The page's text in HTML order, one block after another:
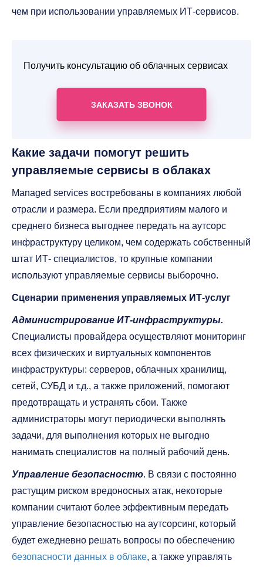
чем при использовании управляемых ИТ-сервисов.
Получить консультацию об облачных сервисах
ЗАКАЗАТЬ ЗВОНОК
Какие задачи помогут решить
управляемые сервисы в облаках
Managed services востребованы в компаниях любой
отрасли и размера. Если предприятиям малого и
среднего бизнеса выгоднее передать на аутсорс
инфраструктуру целиком, чем содержать собственный
штат ИТ- специалистов, то крупные компании
используют управляемые сервисы выборочно.
Сценарии применения управляемых ИТ-услуг
Администрирование ИТ-инфраструктуры.
Специалисты провайдера осуществляют мониторинг
всех физических и виртуальных компонентов
инфраструктуры: серверов, облачных хранилищ,
сетей, СУБД и т.д., а также приложений, помогают
предотвращать и устранять сбои. Также
администраторы могут периодически выполнять
задачи, для выполнения которых не выгодно
нанимать специалистов на полный рабочий день.
Управление безопасностю. В связи с постоянно
растущим риском вредоносных атак, некоторые
компании считают более эффективным передать
управление безопасностью на аутсорсинг, который
будет ежедневно решать вопросы по обеспечению
безопасности данных в облаке, а также управлять